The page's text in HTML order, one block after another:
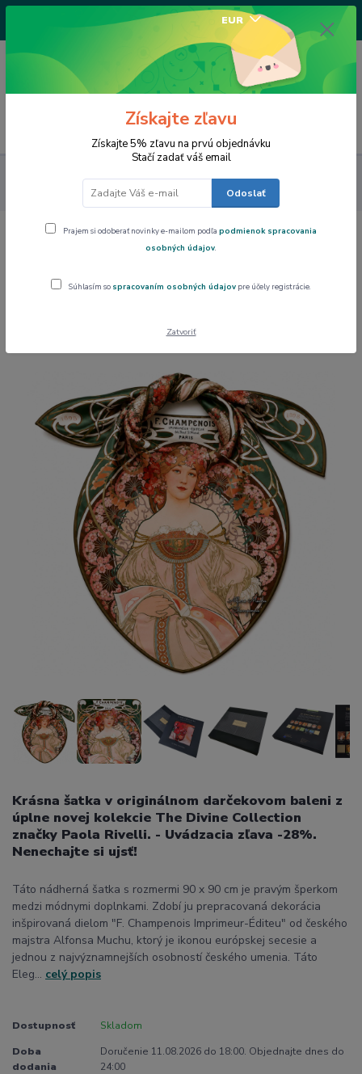
EUR
/Po-Pi 9-17 hod/
0,00 EUR
Art Gallery Collection
PAOLA RIVELLI Šatka, 90x90 cm Alfons
Mucha F. Champenois Imprimeur-Éditeu
PAOLA RIVELLI Šatka, 90x90 cm
Imprimeur-Éditeu
Krásna šatka v originálnom darčekovom baleni z
úplne novej kolekcie The Divine Collection
značky Paola Rivelli. - Uvádzacia zľava -28%.
Nenechajte si ujsť!
Táto nádherná šatka s rozmermi 90 x 90 cm je pravým šperkom
medzi módnymi doplnkami. Zdobí ju prepracovaná dekorácia
inšpirovaná dielom "F. Champenois Imprimeur-Éditeu" od českého
majstra Alfonsa Muchu, ktorý je ikonou európskej secesie a
jednou z najvýznamnejších osobností českého umenia. Táto
Eleg... celý popis
Dostupnosť Skladom
Doba
dodania
Doručenie 11.08.2026 do 18:00. Objednajte dnes do
24:00
Získajte zľavu
Získajte 5% zľavu na prvú objednávku
Stačí zadať váš email
Odoslať
Prajem si odoberať novinky e-mailom podľa podmienok spracovania
osobných údajov.
Súhlasím so spracovaním osobných údajov pre účely registrácie.
Zatvoriť